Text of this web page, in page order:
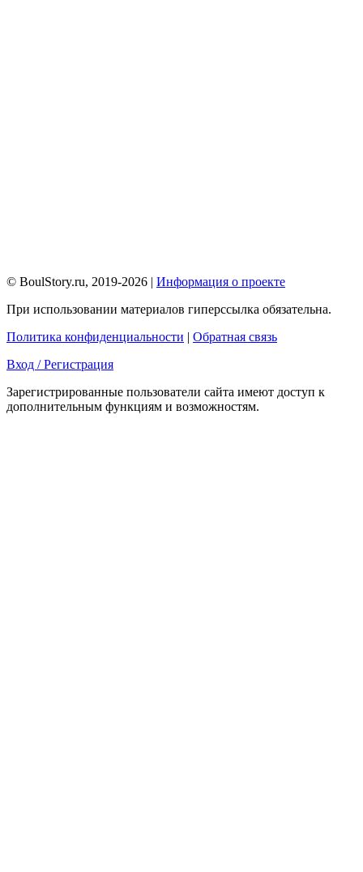
© BoulStory.ru, 2019-2026 | Информация о проекте
При использовании материалов гиперссылка обязательна.
Политика конфиденциальности | Обратная связь
Вход / Регистрация
Зарегистрированные пользователи сайта имеют доступ к
дополнительным функциям и возможностям.